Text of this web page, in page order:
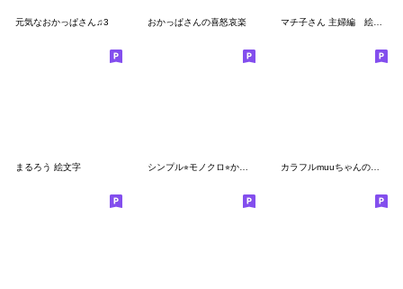
元気なおかっぱさん♫3 おかっぱさんの喜怒哀楽 マチ子さん 主婦編 絵文字
まるろう 絵文字 シンプル⭐︎モノクロ⭐︎かわいい 絵文字 カラフルmuuちゃんのお顔の絵文字